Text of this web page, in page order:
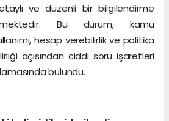
ve düzenli bir bilgilendirme
Bu durum, kamu
hesap verebilirlik ve politika
açısından ciddi soru işaretleri
bulundu.